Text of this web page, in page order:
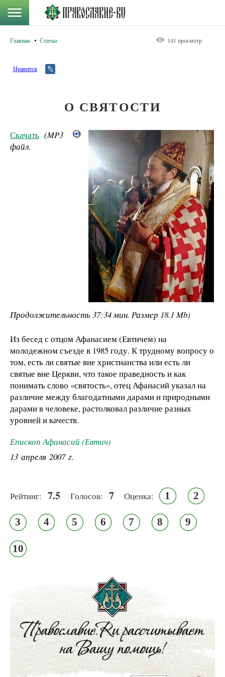
Главная Статьи 141 просмотр
Нравится
О СВЯТОСТИ
Скачать (MP3
файл.
Продолжительность 37:34 мин. Размер 18.1 Mb)
Из бесед с отцом Афанасием (Евтичем) на
молодежном съезде в 1985 году. К трудному вопросу о
том, есть ли святые вне христианства или есть ли
святые вне Церкви, что такое праведность и как
понимать слово «святость», отец Афанасий указал на
различие между благодатными дарами и природными
дарами в человеке, растолковал различие разных
уровней и качеств.
Епископ Афанасий (Евтич)
13 апреля 2007 г.
Рейтинг: 7.5 Голосов: 7 Оценка: 1 2
3 4 5 6 7 8 9
10